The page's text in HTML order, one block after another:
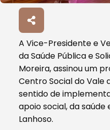
A Vice-Presidente e
da Saúde Pública e
Moreira, assinou um
Centro Social do Vale
sentido de
apoio social, da saúde
Lanhoso.